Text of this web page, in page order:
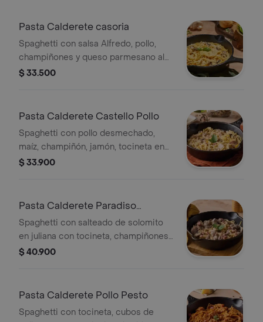
Pasta Calderete casoria
Spaghetti con salsa Alfredo, pollo,
champiñones y queso parmesano al
horno. Acompañada con 2 pancitos
$ 33.500
Pasta Calderete Castello Pollo
Spaghetti con pollo desmechado,
maíz, champiñón, jamón, tocineta en
salsa de champiñón y salsa alfredo
$ 33.900
Pasta Calderete Paradiso
Solomito
Spaghetti con salteado de solomito
en juliana con tocineta, champiñones,
salsa de queso azul y salsa blanca.
$ 40.900
Pasta Calderete Pollo Pesto
Spaghetti con tocineta, cubos de